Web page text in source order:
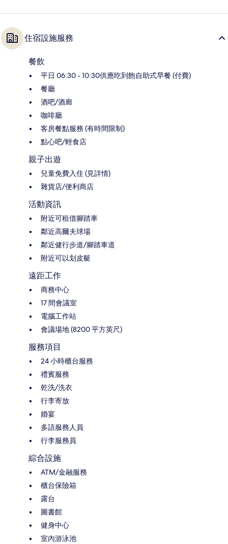
住宿設施服務
餐飲
平日 06:30 - 10:30供應吃到飽自助式早餐 (付費)
餐廳
酒吧/酒廊
咖啡廳
客房餐點服務 (有時間限制)
點心吧/輕食店
親子出遊
兒童免費入住 (見詳情)
雜貨店/便利商店
活動資訊
附近可租借腳踏車
鄰近高爾夫球場
鄰近健行步道/腳踏車道
附近可以划皮艇
遠距工作
商務中心
17 間會議室
電腦工作站
會議場地 (8200 平方英尺)
服務項目
24 小時櫃台服務
禮賓服務
乾洗/洗衣
行李寄放
婚宴
多語服務人員
行李服務員
綜合設施
ATM/金融服務
櫃台保險箱
露台
圖書館
健身中心
室內游泳池